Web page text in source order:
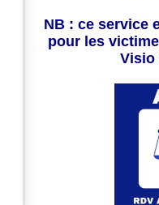
NB : ce service
pour les
Visio